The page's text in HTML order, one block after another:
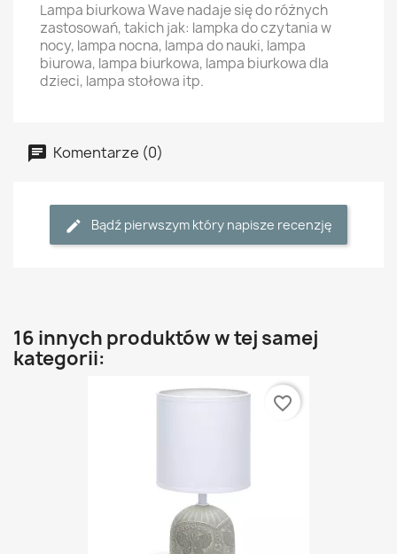
Lampa biurkowa Wave nadaje się do różnych
zastosowań, takich jak: lampka do czytania w
nocy, lampa nocna, lampa do nauki, lampa
biurowa, lampa biurkowa, lampa biurkowa dla
dzieci, lampa stołowa itp.
Komentarze (0)
Bądź pierwszym który napisze recenzję
16 innych produktów w tej samej
kategorii:
favorite_border